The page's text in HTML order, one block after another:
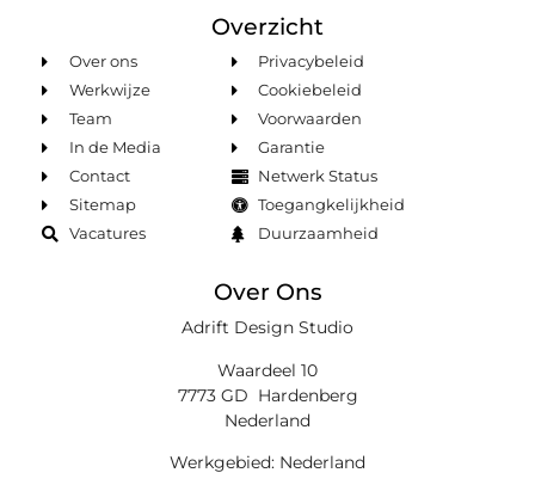
Overzicht
Over ons
Werkwijze
Team
In de Media
Contact
Sitemap
Vacatures
Privacybeleid
Cookiebeleid
Voorwaarden
Garantie
Netwerk Status
Toegangkelijkheid
Duurzaamheid
Over Ons
Adrift Design Studio
Waardeel 10
7773 GD Hardenberg
Nederland
Werkgebied: Nederland